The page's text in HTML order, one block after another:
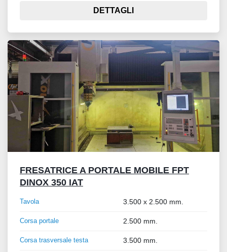
DETTAGLI
FRESATRICE A PORTALE MOBILE FPT
DINOX 350 IAT
Tavola 3.500 x 2.500 mm.
Corsa portale 2.500 mm.
Corsa trasversale testa 3.500 mm.